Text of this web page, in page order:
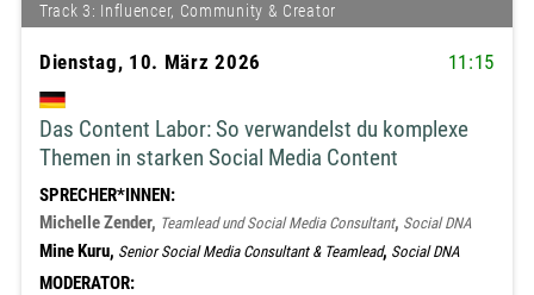
Track 3: Influencer, Community & Creator
Dienstag, 10. März 2026 11:15
Das Content Labor: So verwandelst du komplexe
Themen in starken Social Media Content
SPRECHER*INNEN:
Michelle Zender, Teamlead und Social Media Consultant, Social DNA
Mine Kuru, Senior Social Media Consultant & Teamlead, Social DNA
MODERATOR: